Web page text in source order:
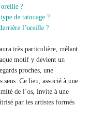
?
de tatouage ?
l’oreille ?
très particulière, mêlant
motif y devient un
proches, une
sens. Ce lieu, associé à une
de l’os, invite à une
par les artistes formés